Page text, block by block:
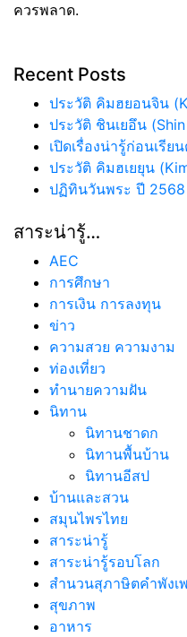
ควรพลาด.
Recent Posts
ประวัติ คิมฮยอนจิน
ประวัติ ชินเยอึน (Shin
เปิดเรื่องน่ารู้ก่อนเรีย
ประวัติ คิมฮเยยุน
ปฏิทินวันพระ ปี 2568
สาระน่ารู้…
AEC
การศึกษา
การเงิน การลงทุน
ข่าว
ความสวย ความงาม
ท่องเที่ยว
ทํานายความฝัน
นิทาน
นิทานชาดก
นิทานพื้นบ้าน
นิทานอีสป
บ้านและสวน
สมุนไพรไทย
สาระน่ารู้
สาระน่ารู้รอบโลก
สำนวนสุภาษิตคำพังเ
สุขภาพ
อาหาร